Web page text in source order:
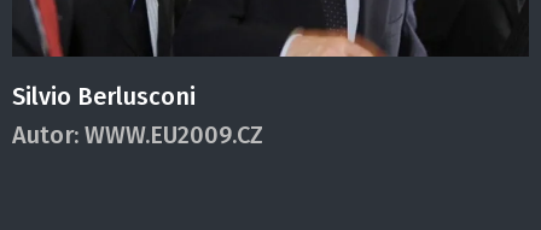
Silvio Berlusconi
Autor: WWW.EU2009.CZ